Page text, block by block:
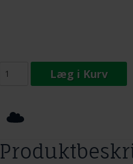
Læg i Kurv